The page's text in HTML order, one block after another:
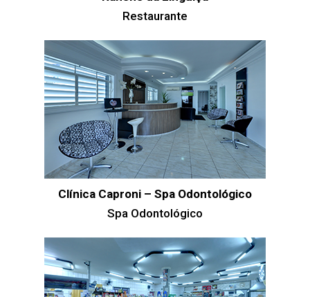
Restaurante
Clínica Caproni – Spa Odontológico
Spa Odontológico